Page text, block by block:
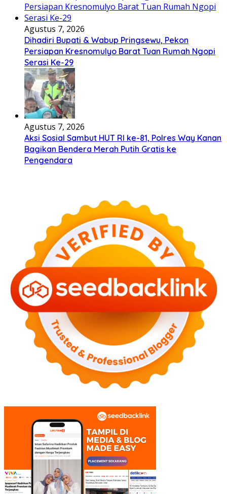
Agustus 7, 2026
Dihadiri Bupati & Wabup Pringsewu, Pekon
Persiapan Kresnomulyo Barat Tuan Rumah Ngopi
Serasi Ke-29
Agustus 7, 2026
Aksi Sosial Sambut HUT RI ke-81, Polres Way Kanan
Bagikan Bendera Merah Putih Gratis ke
Pengendara